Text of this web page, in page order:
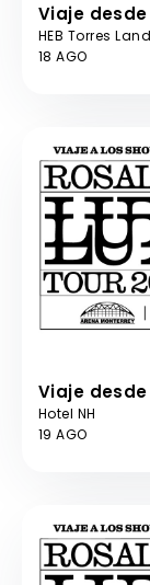
Viaje desde
HEB Torres
18 AGO
Viaje desde
Hotel NH
19 AGO